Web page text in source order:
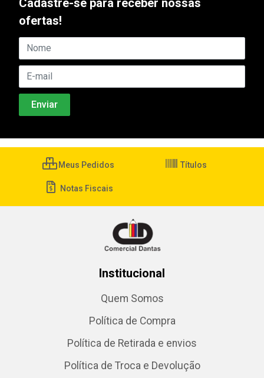
ofertas!
Meus Pedidos Títulos
Notas Fiscais
Institucional
Quem Somos
Política de Compra
Política de Retirada e envios
Política de Troca e Devolução